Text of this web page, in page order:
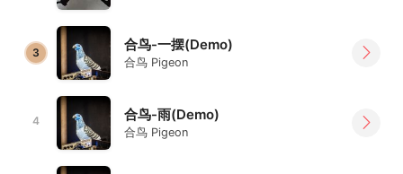
3 合鸟-一摆(Demo)
合鸟 Pigeon
4 合鸟-雨(Demo)
合鸟 Pigeon